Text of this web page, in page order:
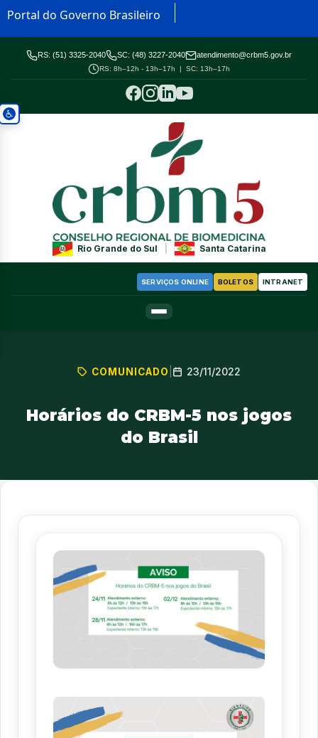
Portal do Governo Brasileiro
RS: (51) 3325-2040 SC: (48) 3227-2040 atendimento@crbm5.gov.br
RS: 8h–12h - 13h–17h | SC: 13h–17h
Rio Grande do Sul Santa Catarina
SERVIÇOS ONLINE BOLETOS INTRANET
COMUNICADO 23/11/2022
Horários do CRBM-5 nos jogos
do Brasil